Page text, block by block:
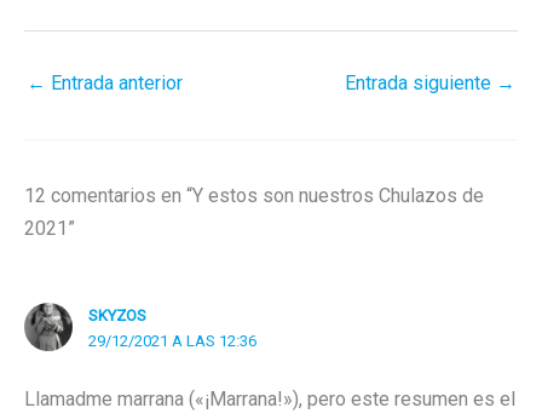
← Entrada anterior Entrada siguiente →
12 comentarios en “Y estos son nuestros Chulazos de
2021”
SKYZOS
29/12/2021 A LAS 12:36
Llamadme marrana («¡Marrana!»), pero este resumen es el